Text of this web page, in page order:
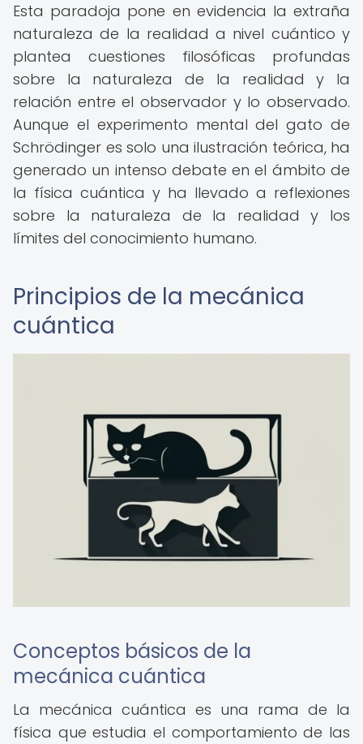
Esta paradoja pone en evidencia la extraña
naturaleza de la realidad a nivel cuántico y
plantea cuestiones filosóficas profundas
sobre la naturaleza de la realidad y la
relación entre el observador y lo observado.
Aunque el experimento mental del gato de
Schrödinger es solo una ilustración teórica, ha
generado un intenso debate en el ámbito de
la física cuántica y ha llevado a reflexiones
sobre la naturaleza de la realidad y los
límites del conocimiento humano.
Principios de la mecánica
cuántica
Conceptos básicos de la
mecánica cuántica
La mecánica cuántica es una rama de la
física que estudia el comportamiento de las